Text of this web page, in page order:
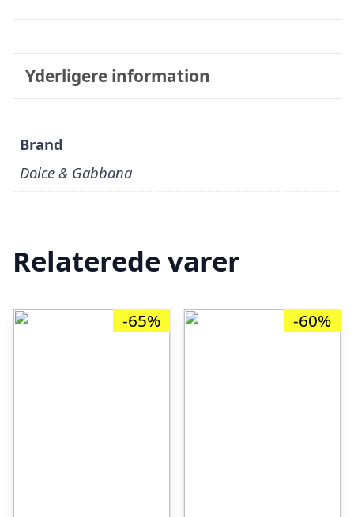
Yderligere information
Brand
Dolce & Gabbana
Relaterede varer
-65% -60%